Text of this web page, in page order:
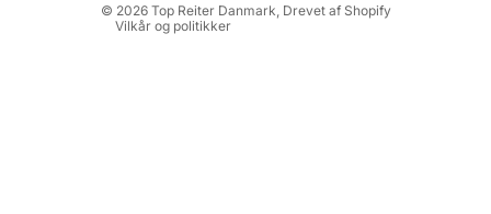
© 2026 Top Reiter Danmark , Drevet af Shopify
Vilkår og politikker